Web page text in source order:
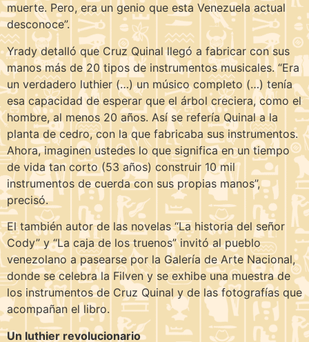
muerte. Pero, era un genio que esta Venezuela actual
desconoce”.
Yrady detalló que Cruz Quinal llegó a fabricar con sus
manos más de 20 tipos de instrumentos musicales. “Era
un verdadero luthier (…) un músico completo (…) tenía
esa capacidad de esperar que el árbol creciera, como el
hombre, al menos 20 años. Así se refería Quinal a la
planta de cedro, con la que fabricaba sus instrumentos.
Ahora, imaginen ustedes lo que significa en un tiempo
de vida tan corto (53 años) construir 10 mil
instrumentos de cuerda con sus propias manos”,
precisó.
El también autor de las novelas “La historia del señor
Cody” y “La caja de los truenos” invitó al pueblo
venezolano a pasearse por la Galería de Arte Nacional,
donde se celebra la Filven y se exhibe una muestra de
los instrumentos de Cruz Quinal y de las fotografías que
acompañan el libro.
Un luthier revolucionario